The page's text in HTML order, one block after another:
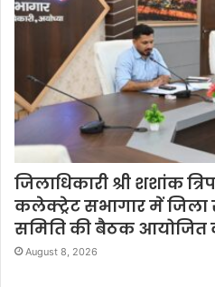
जिलाधिकारी श्री शशांक
कलेक्ट्रेट सभागार में जिला
समिति की बैठक आयोजित
August 8, 2026